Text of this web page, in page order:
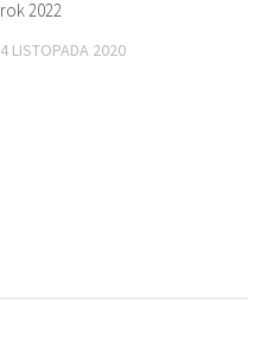
rok 2022
4 LISTOPADA 2020